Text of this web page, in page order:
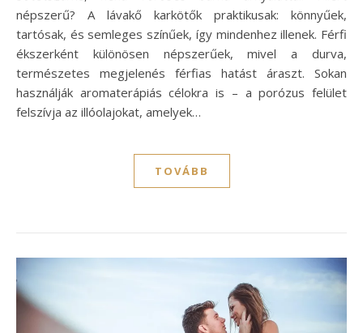
népszerű? A lávakő karkötők praktikusak: könnyűek,
tartósak, és semleges színűek, így mindenhez illenek. Férfi
ékszerként különösen népszerűek, mivel a durva,
természetes megjelenés férfias hatást áraszt. Sokan
használják aromaterápiás célokra is – a porózus felület
felszívja az illóolajokat, amelyek…
TOVÁBB